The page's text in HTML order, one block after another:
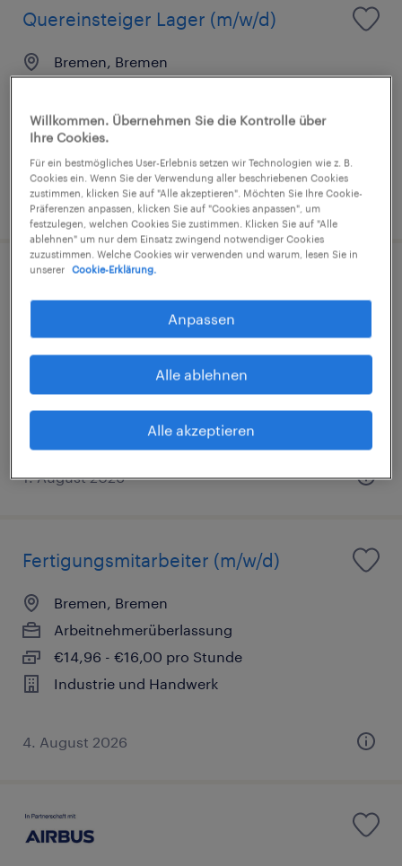
Quereinsteiger Lager (m/w/d)
Bremen, Bremen
€14,96 - €16,00 pro Stunde
Industrie und Handwerk
3. August 2026
Bremen, Bremen
Arbeitnehmerüberlassung
€17,00 - €23,00 pro Stunde
Industrie und Handwerk
1. August 2026
Fertigungsmitarbeiter (m/w/d)
Bremen, Bremen
Arbeitnehmerüberlassung
€14,96 - €16,00 pro Stunde
Industrie und Handwerk
4. August 2026
Willkommen. Übernehmen Sie die Kontrolle über
Ihre Cookies.
Für ein bestmögliches User-Erlebnis setzen wir Technologien wie z. B.
Cookies ein. Wenn Sie der Verwendung aller beschriebenen Cookies
zustimmen, klicken Sie auf "Alle akzeptieren". Möchten Sie Ihre Cookie-
Präferenzen anpassen, klicken Sie auf "Cookies anpassen", um
festzulegen, welchen Cookies Sie zustimmen. Klicken Sie auf "Alle
ablehnen" um nur dem Einsatz zwingend notwendiger Cookies
zuzustimmen. Welche Cookies wir verwenden und warum, lesen Sie in
unserer
Cookie-Erklärung.
Anpassen
Alle ablehnen
Alle akzeptieren